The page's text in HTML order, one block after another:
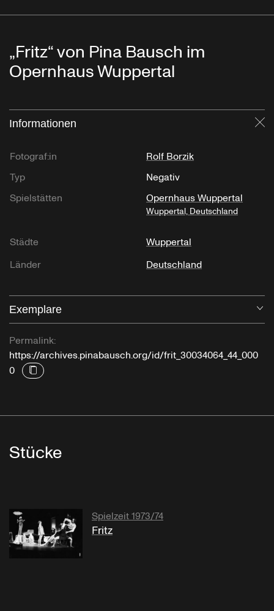
„Fritz“ von Pina Bausch im
Opernhaus Wuppertal
Informationen
Fotograf:in
Rolf Borzik
Typ
Negativ
Spielstätten
Opernhaus Wuppertal
Wuppertal, Deutschland
Städte
Wuppertal
Länder
Deutschland
Exemplare
Permalink:
https://archives.pinabausch.org/id/frit_30034064_44_000
0
Stücke
Spielzeit 1973/74
Fritz